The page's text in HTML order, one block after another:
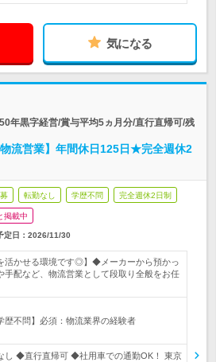
気になる
年黒字経営/賞与平均5ヵ月分/直行直帰可/残
流営業】年間休日125日★完全週休2
転勤なし 学歴不問 完全週休2日制
掲載中
定日： 2026/11/30
活かせる環境です◎】◆メーカーから預かっ
手配など、物流営業として段取り全般をお任
歴不問】必須：物流業界の経験者
し ◆直行直帰可 ◆社用車での通勤OK！ 東京